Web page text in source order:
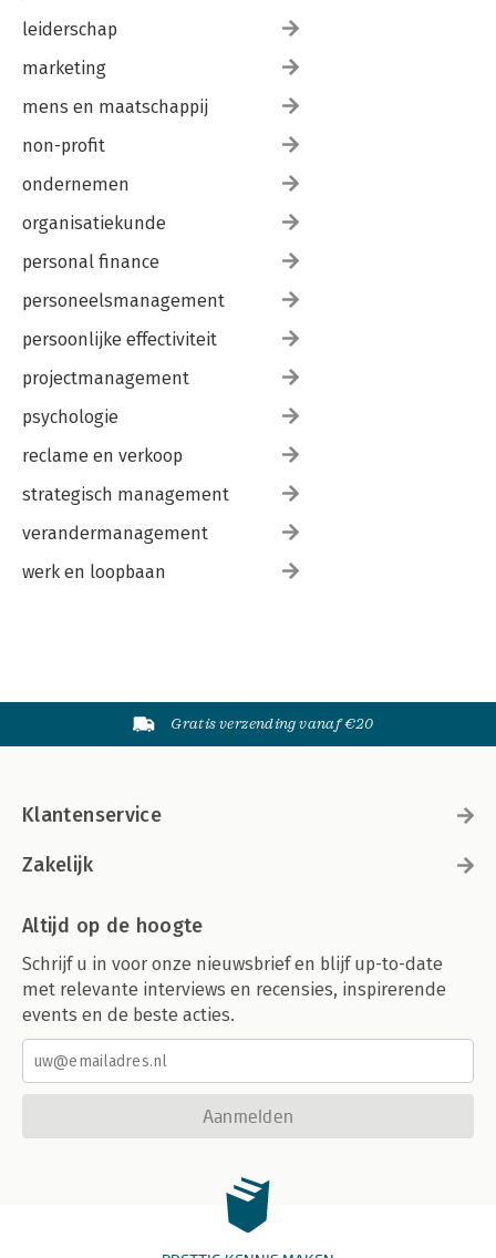
leiderschap
marketing
mens en maatschappij
non-profit
ondernemen
organisatiekunde
personal finance
personeelsmanagement
persoonlijke effectiviteit
projectmanagement
psychologie
reclame en verkoop
strategisch management
verandermanagement
werk en loopbaan
Gratis verzending vanaf €20
Klantenservice
Zakelijk
Altijd op de hoogte
Schrijf u in voor onze nieuwsbrief en blijf up-to-date
met relevante interviews en recensies, inspirerende
events en de beste acties.
Aanmelden